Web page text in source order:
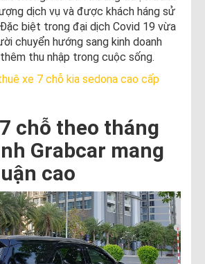
dịch vụ và được khách háng sử
biệt trong đại dịch Covid 19 vừa
chuyển hướng sang kinh doanh
thu nhập trong cuộc sống.
xe 7 chỗ kia sedona cao cấp
chỗ theo tháng
Grabcar mang
cao